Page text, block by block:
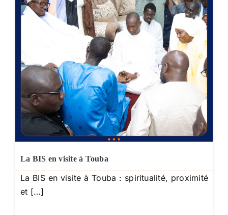
La BIS en visite à Touba
La BIS en visite à Touba : spiritualité, proximité
et […]